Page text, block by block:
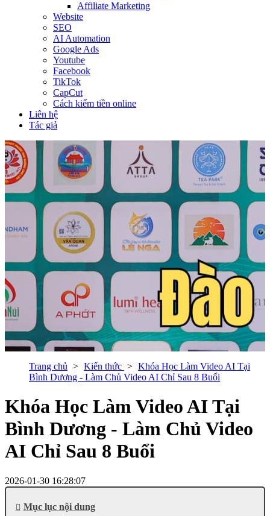
Affiliate Marketing
Website
SEO
AI Automation
Google Ads
Youtube
Facebook
TikTok
CapCut
Cách kiếm tiền online
Liên hệ
Tác giả
Trang chủ Kiến thức
Khóa Học Làm Video AI Tại
Bình Dương - Làm Chủ Video AI Chỉ Sau 8 Buổi
Khóa Học Làm Video AI Tại
Bình Dương - Làm Chủ Video
AI Chỉ Sau 8 Buổi
2026-01-30 16:28:07
Mục lục nội dung